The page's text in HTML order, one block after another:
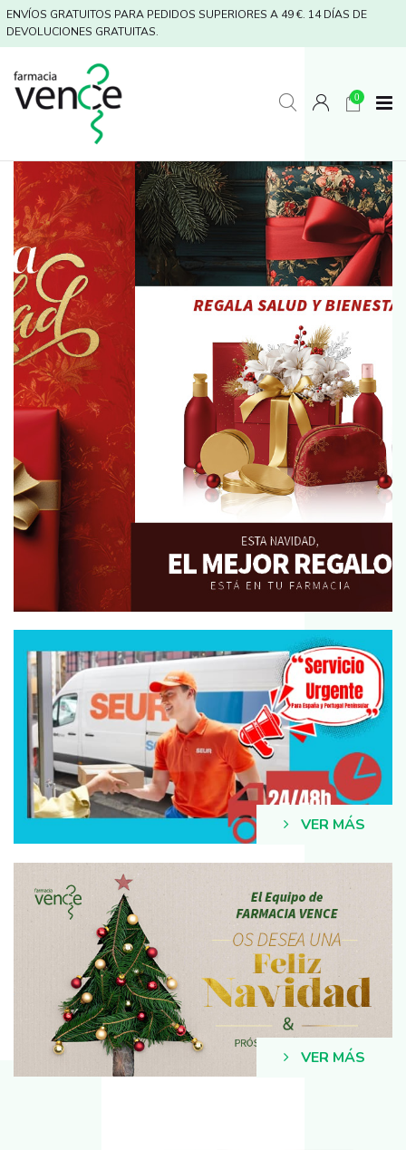
ENVÍOS GRATUITOS PARA PEDIDOS SUPERIORES A 49 €. 14 DÍAS DE
DEVOLUCIONES GRATUITAS.
0
VER MÁS
VER MÁS
VER MÁS